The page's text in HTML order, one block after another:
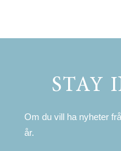
STAY
Om du vill ha nyheter
år.